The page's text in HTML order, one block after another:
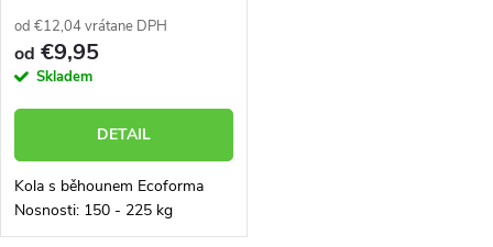
od €12,04 vrátane DPH
od €9,95
Skladem
DETAIL
Kola s běhounem Ecoforma
Nosnosti: 150 - 225 kg